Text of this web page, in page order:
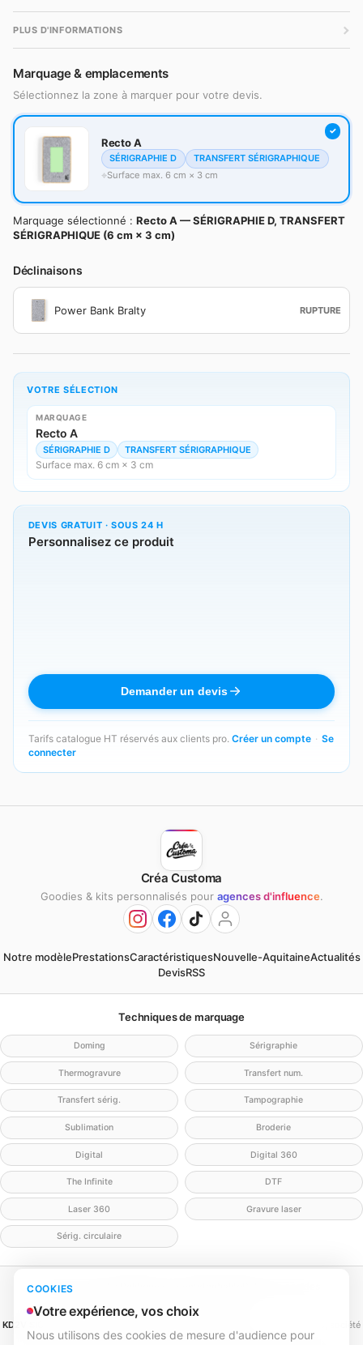
COOKIES
Votre expérience, vos choix
Nous utilisons des cookies de mesure d'audience pour
PLUS D'INFORMATIONS
Marquage & emplacements
Sélectionnez la zone à marquer pour votre devis.
Recto A
SÉRIGRAPHIE D
TRANSFERT SÉRIGRAPHIQUE
Surface max. 6 cm × 3 cm
Marquage sélectionné : Recto A — SÉRIGRAPHIE D, TRANSFERT
SÉRIGRAPHIQUE (6 cm × 3 cm)
Déclinaisons
Power Bank Bralty RUPTURE
VOTRE SÉLECTION
MARQUAGE
Recto A
SÉRIGRAPHIE D TRANSFERT SÉRIGRAPHIQUE
Surface max. 6 cm × 3 cm
DEVIS GRATUIT · SOUS 24 H
Personnalisez ce produit
Demander un devis
Tarifs catalogue HT réservés aux clients pro. Créer un compte · Se
connecter
Créa Customa
Goodies & kits personnalisés pour agences d'influence.
Notre modèlePrestationsCaractéristiquesNouvelle-AquitaineActualités
DevisRSS
Techniques de marquage
Doming Sérigraphie
Thermogravure Transfert num.
Transfert sérig. Tampographie
Sublimation Broderie
Digital Digital 360
The Infinite DTF
Laser 360 Gravure laser
Sérig. circulaire
Mentions légales
KD2V SIGNA & EVENTA
(MEILLEURECOMMUNICATION.COM - KD2V) — SAS, société
par actions simplifiée